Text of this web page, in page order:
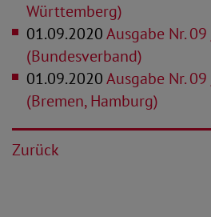
Württemberg)
01.09.2020Ausgabe Nr.
(Bundesverband)
01.09.2020Ausgabe Nr.
(Bremen, Hamburg)
Zurück